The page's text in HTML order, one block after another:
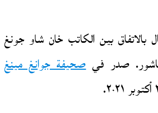
بالاتفاق بين الكاتب خان شاو جونغ
صدر فيصحيفة جوانغ مينغ